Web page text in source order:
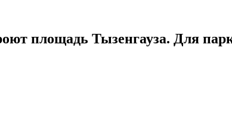
площадь Тызенгауза. Для